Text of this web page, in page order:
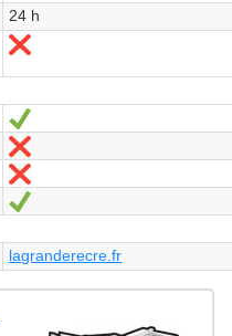
24 h
No
Sí
No
No
lagranderecre.fr